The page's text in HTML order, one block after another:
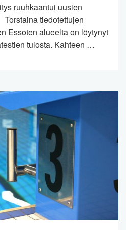
ruuhkaantui uusien
tiedotettujen
Essoten alueelta on löytynyt
tulosta. Kahteen …